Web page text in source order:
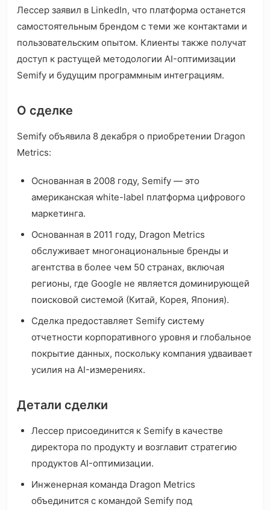
Лессер заявил в LinkedIn, что платформа останется
самостоятельным брендом с теми же контактами и
пользовательским опытом. Клиенты также получат
доступ к растущей методологии AI-оптимизации
Semify и будущим программным интеграциям.
О сделке
Semify объявила 8 декабря о приобретении Dragon
Metrics:
Основанная в 2008 году, Semify — это
американская white-label платформа цифрового
маркетинга.
Основанная в 2011 году, Dragon Metrics
обслуживает многонациональные бренды и
агентства в более чем 50 странах, включая
регионы, где Google не является доминирующей
поисковой системой (Китай, Корея, Япония).
Сделка предоставляет Semify систему
отчетности корпоративного уровня и глобальное
покрытие данных, поскольку компания удваивает
усилия на AI-измерениях.
Детали сделки
Лессер присоединится к Semify в качестве
директора по продукту и возглавит стратегию
продуктов AI-оптимизации.
Инженерная команда Dragon Metrics
объединится с командой Semify под